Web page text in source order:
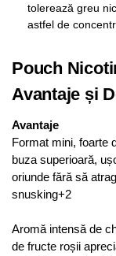
tolerează greu
astfel de
Pouch
Avantaje și
Avantaje
Format mini, foarte
buza superioară,
oriunde fără să
snusking+2
Aromă intensă de
de fructe roșii